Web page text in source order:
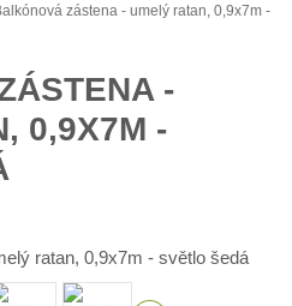
zástena - umelý ratan, 0,9x7m -
-
0,9X7M -